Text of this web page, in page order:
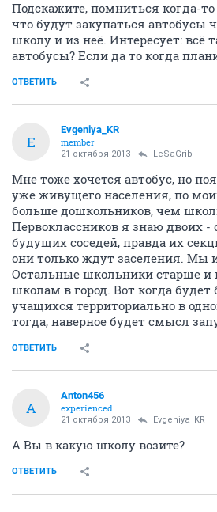
Подскажите, помниться когда-то
что будут закупаться автобусы
школу и из неё. Интересует: всё
автобусы? Если да то когда
ОТВЕТИТЬ
E
Evgeniya_KR
member
21 октября 2013 LeSaGrib
Мне тоже хочется автобус, но
уже живущего населения, по
больше дошкольников, чем
Первоклассников я знаю двоих -
будущих соседей, правда их
они только ждут заселения. Мы
Остальные школьники старше и
школам в город. Вот когда
учащихся территориально в
тогда, наверное будет смысл
ОТВЕТИТЬ
A
Anton456
experienced
21 октября 2013 Evgeniya_KR
А Вы в какую школу возите?
ОТВЕТИТЬ